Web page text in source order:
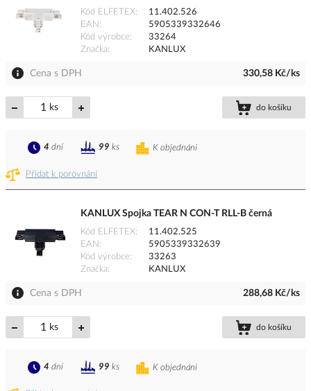
Kód ELFETEX
11.402.526
EAN
5905339332646
Kód výrobce
33264
Značka
KANLUX
Cena s DPH 330,58 Kč/ks
ks do košíku
Přidat k porovnání
K objednání
4 dní 99 ks
KANLUX Spojka TEAR N CON-T RLL-B černá
Kód ELFETEX
11.402.525
EAN
5905339332639
Kód výrobce
33263
Značka
KANLUX
Cena s DPH 288,68 Kč/ks
ks do košíku
K objednání
4 dní 99 ks